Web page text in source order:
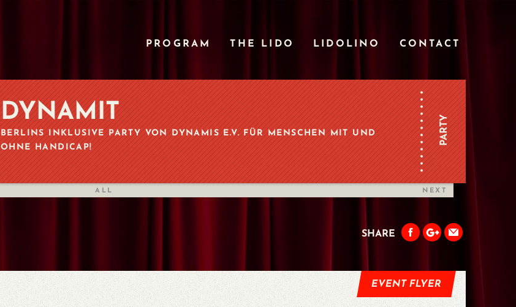
PROGRAM THE LIDO LIDOLINO CONTACT
DYNAMIT
BERLINS INKLUSIVE PARTY VON DYNAMIS E.V. FÜR MENSCHEN MIT UND
OHNE HANDICAP!
PARTY
ALL NEXT
SHARE
EVENT FLYER